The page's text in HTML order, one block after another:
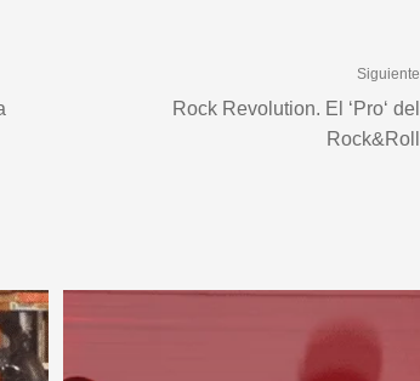
Siguiente
Rock Revolution. El ‘Pro‘ del
Rock&Roll